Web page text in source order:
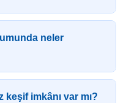
neler
imkânı var mı?